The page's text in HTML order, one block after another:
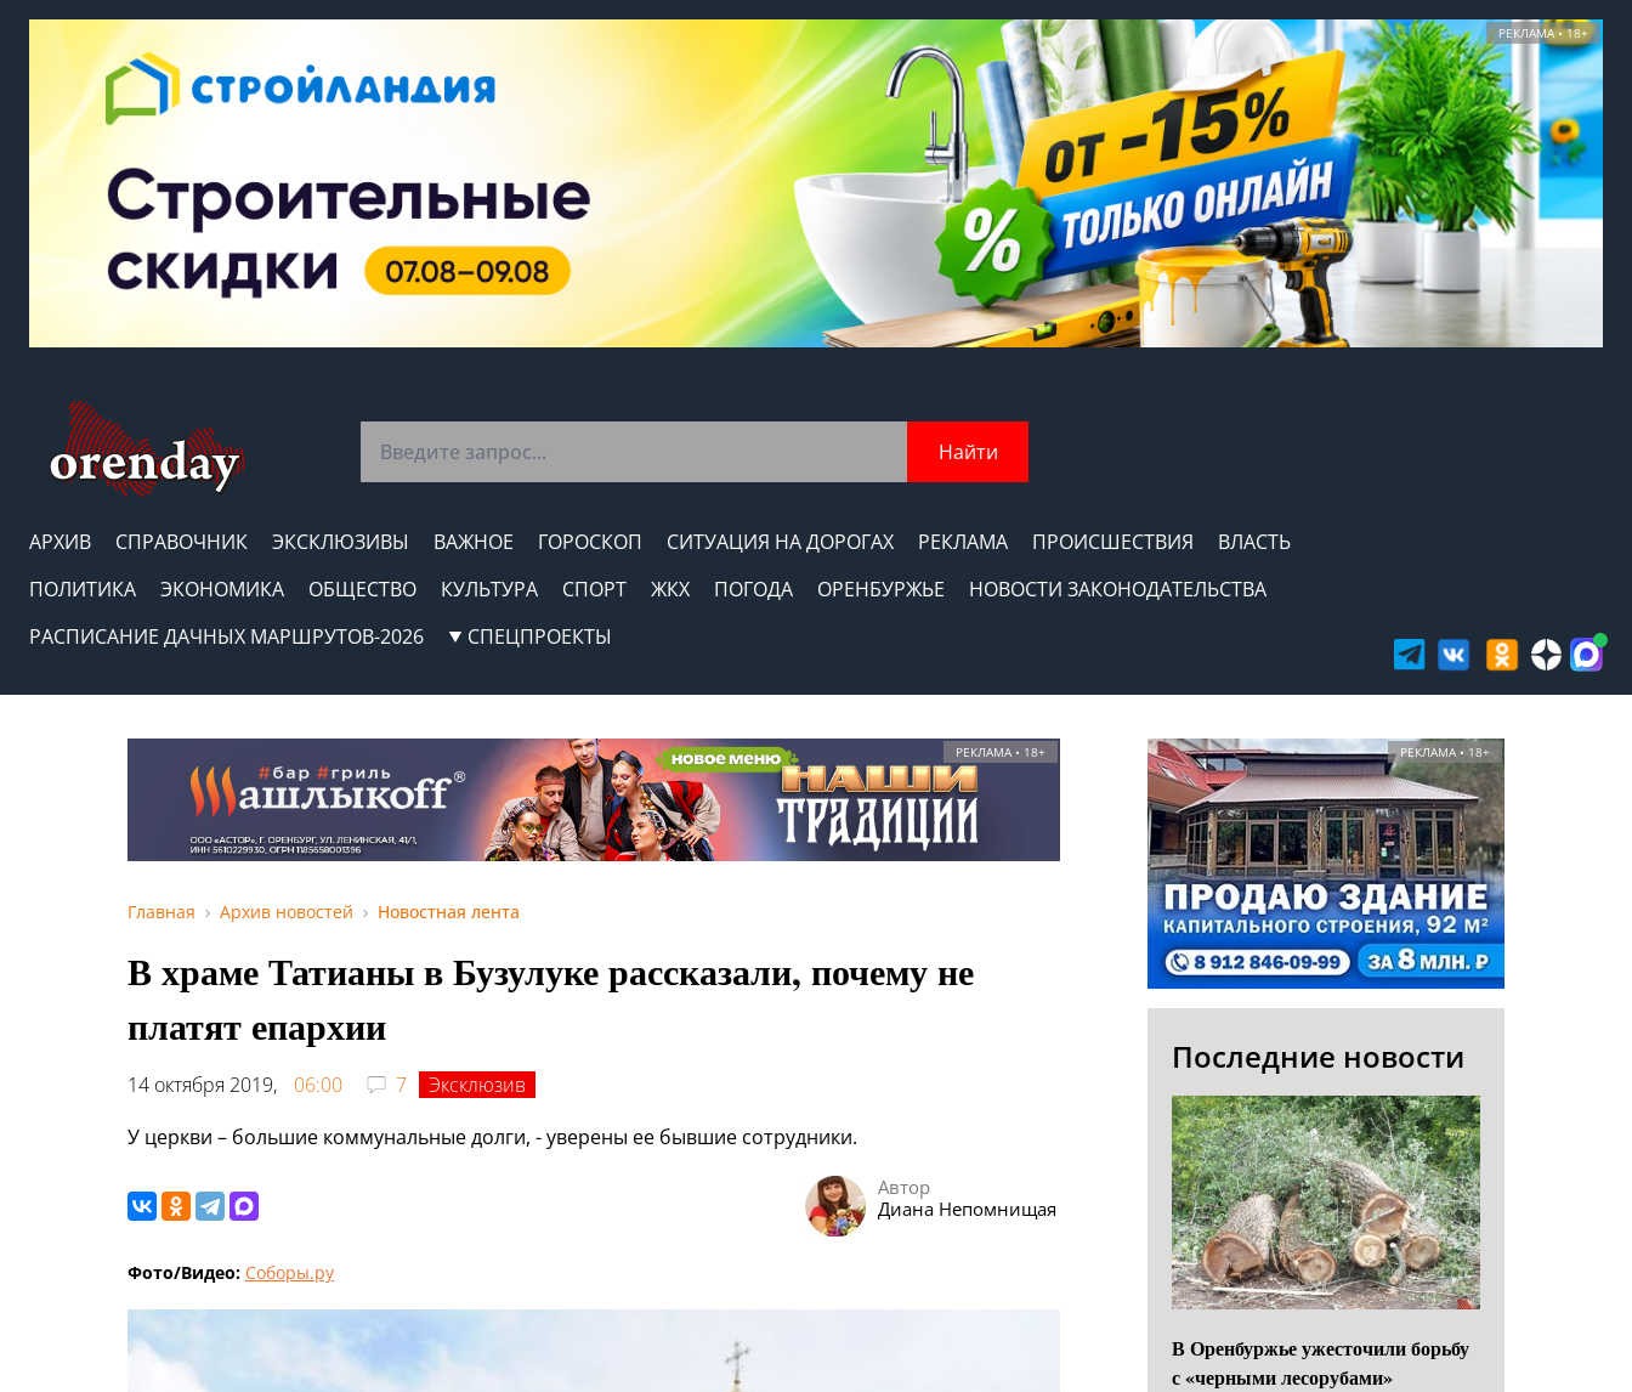
РЕКЛАМА • 18+
Найти
АРХИВ СПРАВОЧНИК ЭКСКЛЮЗИВЫ ВАЖНОЕ ГОРОСКОП СИТУАЦИЯ НА ДОРОГАХ РЕКЛАМА ПРОИСШЕСТВИЯ
ВЛАСТЬ
ПОЛИТИКА
ЭКОНОМИКА ОБЩЕСТВО КУЛЬТУРА СПОРТ ЖКХ ПОГОДА ОРЕНБУРЖЬЕ
НОВОСТИ ЗАКОНОДАТЕЛЬСТВА
РАСПИСАНИЕ ДАЧНЫХ МАРШРУТОВ-2026
СПЕЦПРОЕКТЫ
РЕКЛАМА • 18+
Главная Архив новостей Новостная лента
В храме Татианы в Бузулуке рассказали, почему не
платят епархии
14 октября 2019, 06:00 7
Эксклюзив
У церкви – большие коммунальные долги, - уверены ее бывшие сотрудники.
Автор
Диана Непомнищая
Фото/Видео: Соборы.ру
РЕКЛАМА • 18+
Последние новости
В Оренбуржье ужесточили борьбу
с «черными лесорубами»